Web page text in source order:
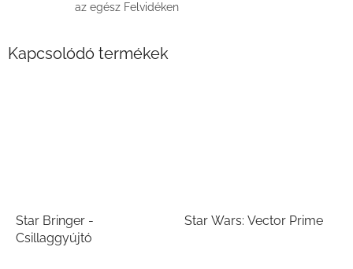
az egész Felvidéken
Kapcsolódó termékek
Star Bringer -
Csillaggyújtó
Star Wars: Vector Prime